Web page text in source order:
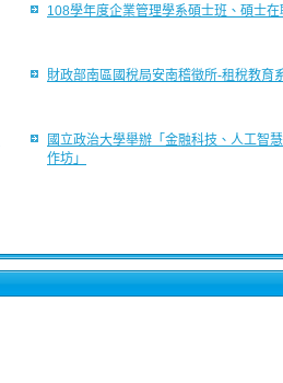
108學年度企業管理學系碩士班、碩士
財政部南區國稅局安南稽徵所-租稅教育
國立政治大學舉辦「金融科技、人工智
作坊」